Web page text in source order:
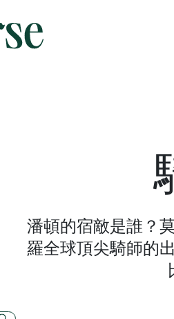
潘頓的宿敵是誰？
羅全球頂尖騎師的